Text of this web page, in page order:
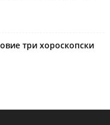
три хороскопски